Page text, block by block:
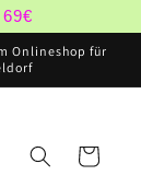
69€
Onlineshop für
Warenkorb